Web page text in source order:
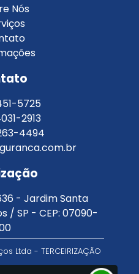
Portaria
Nós
5725
2913
4494
- Jardim Santa
/ SP - CEP: 07090-
Ltda - TERCEIRIZAÇÃO